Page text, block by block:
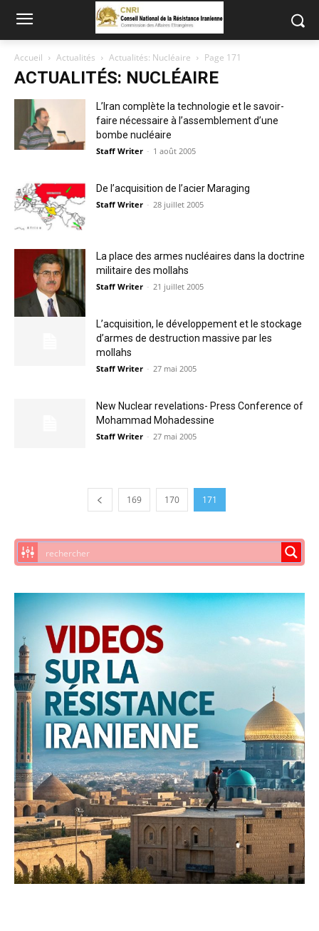
Accueil Actualités Actualités: Nucléaire Page 171
ACTUALITÉS: NUCLÉAIRE
L’Iran complète la technologie et le savoir-
faire nécessaire à l’assemblement d’une
bombe nucléaire
Staff Writer - 1 août 2005
De l’acquisition de l’acier Maraging
Staff Writer - 28 juillet 2005
La place des armes nucléaires dans la doctrine
militaire des mollahs
Staff Writer - 21 juillet 2005
L’acquisition, le développement et le stockage
d’armes de destruction massive par les
mollahs
Staff Writer - 27 mai 2005
New Nuclear revelations- Press Conference of
Mohammad Mohadessine
Staff Writer - 27 mai 2005
169 170 171